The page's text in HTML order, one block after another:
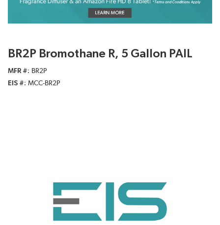
BR2P Bromothane R, 5 Gallon PAIL
MFR #
BR2P
EIS #
MCC-BR2P